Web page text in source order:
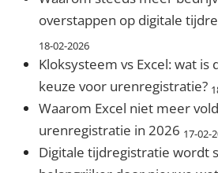
overstappen op digitale
18-02-2026
Kloksysteem vs Excel: wat is
keuze voor urenregistratie?
Waarom Excel niet meer
urenregistratie in 2026 17-02-
Digitale tijdregistratie wordt